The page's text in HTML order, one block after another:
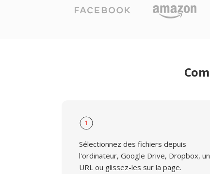
1
Sélectionnez des fichiers depuis
l'ordinateur, Google Drive, Dropbox,
URL ou glissez-les sur la page.